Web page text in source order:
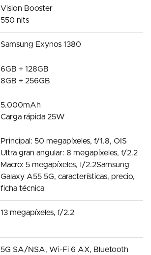
Vision Booster
550 nits
Samsung Exynos 1380
6GB + 128GB
8GB + 256GB
5.000mAh
Carga rápida 25W
Principal: 50 megapíxeles, f/1.8, OIS
Ultra gran angular: 8 megapíxeles, f/2.2
Macro: 5 megapíxeles, f/2.2Samsung
Galaxy A55 5G, características, precio,
ficha técnica
13 megapíxeles, f/2.2
5G SA/NSA, Wi-Fi 6 AX, Bluetooth